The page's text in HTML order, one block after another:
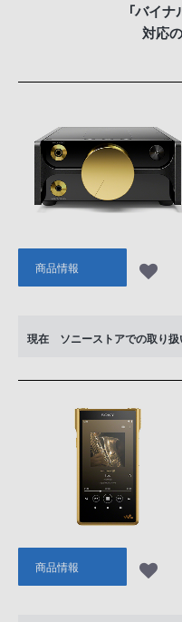
「バイ
対応
商品情報
現在 ソニーストアでの取り扱
商品情報